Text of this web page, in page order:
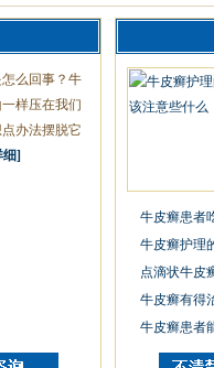
么回事？牛
样压在我们
办法摆脱它
细]
牛皮癣患者
牛皮癣护理
点滴状牛皮
牛皮癣有得
牛皮癣患者